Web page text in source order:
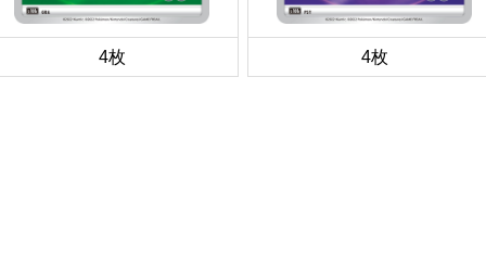
4枚 4枚